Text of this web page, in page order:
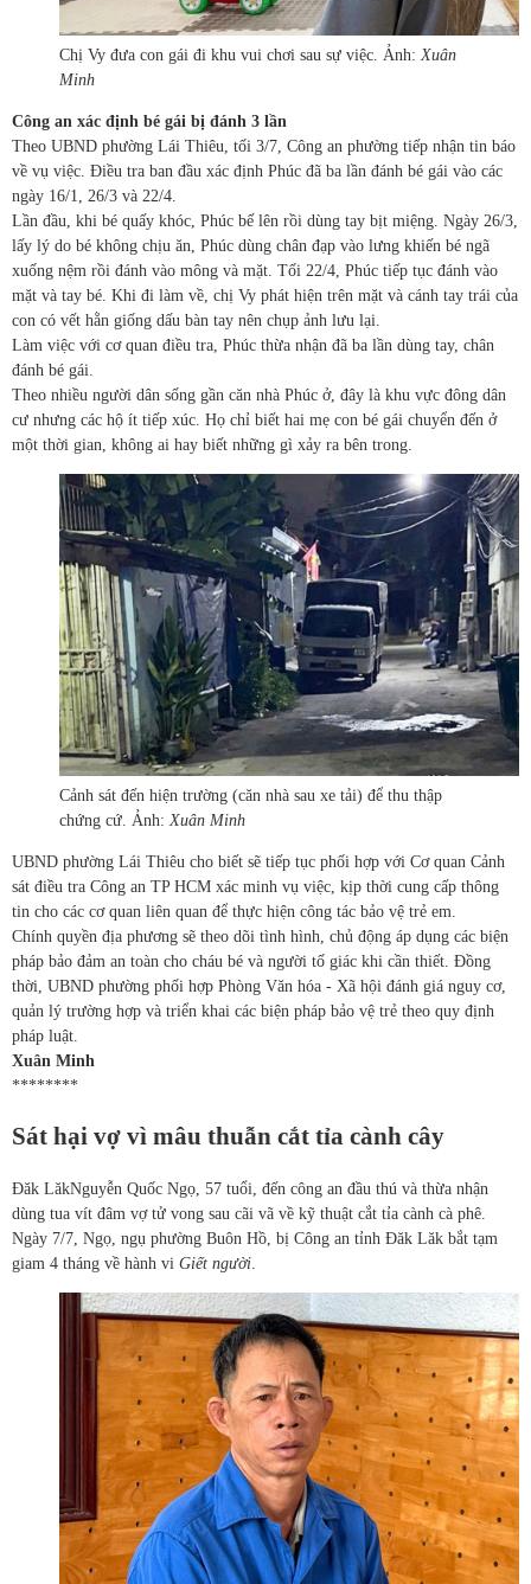
Chị Vy đưa con gái đi khu vui chơi sau sự việc. Ảnh: Xuân
Minh
Công an xác định bé gái bị đánh 3 lần
Theo UBND phường Lái Thiêu, tối 3/7, Công an phường tiếp nhận tin báo
về vụ việc. Điều tra ban đầu xác định Phúc đã ba lần đánh bé gái vào các
ngày 16/1, 26/3 và 22/4.
Lần đầu, khi bé quấy khóc, Phúc bế lên rồi dùng tay bịt miệng. Ngày 26/3,
lấy lý do bé không chịu ăn, Phúc dùng chân đạp vào lưng khiến bé ngã
xuống nệm rồi đánh vào mông và mặt. Tối 22/4, Phúc tiếp tục đánh vào
mặt và tay bé. Khi đi làm về, chị Vy phát hiện trên mặt và cánh tay trái của
con có vết hằn giống dấu bàn tay nên chụp ảnh lưu lại.
Làm việc với cơ quan điều tra, Phúc thừa nhận đã ba lần dùng tay, chân
đánh bé gái.
Theo nhiều người dân sống gần căn nhà Phúc ở, đây là khu vực đông dân
cư nhưng các hộ ít tiếp xúc. Họ chỉ biết hai mẹ con bé gái chuyển đến ở
một thời gian, không ai hay biết những gì xảy ra bên trong.
Cảnh sát đến hiện trường (căn nhà sau xe tải) để thu thập
chứng cứ. Ảnh: Xuân Minh
UBND phường Lái Thiêu cho biết sẽ tiếp tục phối hợp với Cơ quan Cảnh
sát điều tra Công an TP HCM xác minh vụ việc, kịp thời cung cấp thông
tin cho các cơ quan liên quan để thực hiện công tác bảo vệ trẻ em.
Chính quyền địa phương sẽ theo dõi tình hình, chủ động áp dụng các biện
pháp bảo đảm an toàn cho cháu bé và người tố giác khi cần thiết. Đồng
thời, UBND phường phối hợp Phòng Văn hóa - Xã hội đánh giá nguy cơ,
quản lý trường hợp và triển khai các biện pháp bảo vệ trẻ theo quy định
pháp luật.
Xuân Minh
********
Sát hại vợ vì mâu thuẫn cắt tỉa cành cây
Đăk LăkNguyễn Quốc Ngọ, 57 tuổi, đến công an đầu thú và thừa nhận
dùng tua vít đâm vợ tử vong sau cãi vã về kỹ thuật cắt tỉa cành cà phê.
Ngày 7/7, Ngọ, ngụ phường Buôn Hồ, bị Công an tỉnh Đăk Lăk bắt tạm
giam 4 tháng về hành vi Giết người